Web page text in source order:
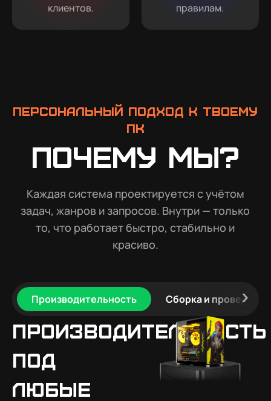
клиентов. правилам.
Персональный подход к твоему
ПК
Почему мы?
Каждая система проектируется с учётом
задач, жанров и запросов. Внутри — только
то, что работает быстро, стабильно и
красиво.
Производительность Сборка и проверка
Производительность
под
любые